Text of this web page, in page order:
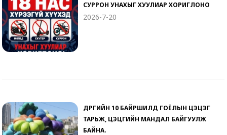
СУРРОН УНАХЫГ ХУУЛИАР ХОРИГЛОНО
2026-7-20
ДҮҮРГИЙН 10 БАЙРШИЛД ГОЁЛЫН ЦЭЦЭГ
ТАРЬЖ, ЦЭЦГИЙН МАНДАЛ БАЙГУУЛЖ
БАЙНА.